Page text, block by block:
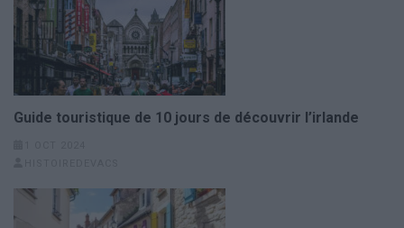
Guide touristique de 10 jours de découvrir l’irlande